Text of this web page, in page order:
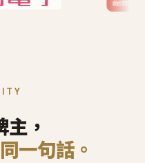
，
同一句話。